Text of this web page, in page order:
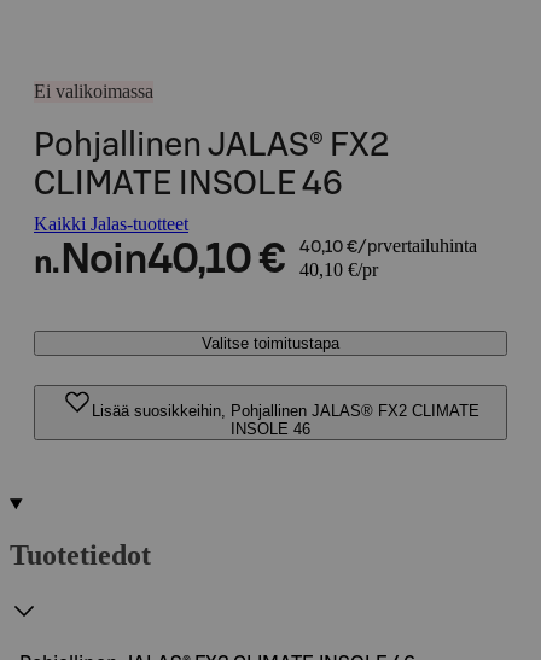
Ei valikoimassa
Pohjallinen JALAS® FX2
CLIMATE INSOLE 46
Kaikki Jalas-tuotteet
n. Noin40,10 € 40,10 €/prvertailuhinta
40,10 €/pr
Valitse toimitustapa
Lisää suosikkeihin, Pohjallinen JALAS® FX2 CLIMATE
INSOLE 46
Tuotetiedot